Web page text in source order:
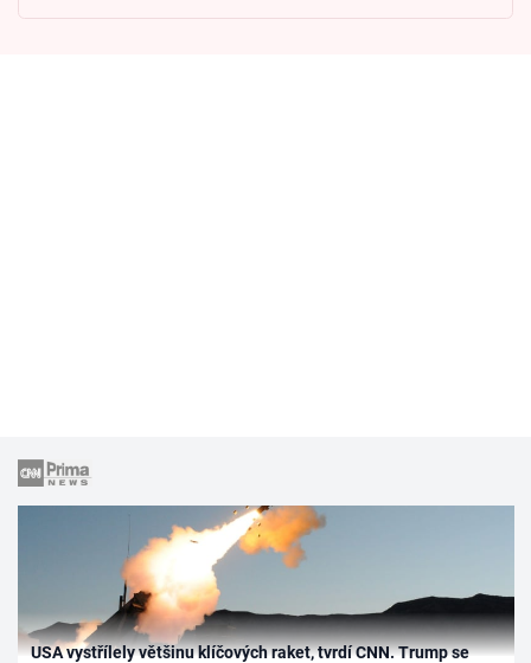
USA vystřílely většinu klíčových raket, tvrdí CNN. Trump se